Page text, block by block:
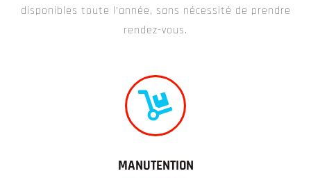
disponibles toute l’année, sans nécessité de prendre
rendez-vous.
MANUTENTION